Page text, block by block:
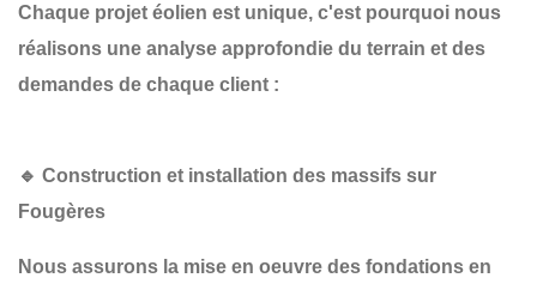
Chaque projet éolien est unique, c'est pourquoi nous
réalisons une analyse approfondie du terrain et des
demandes de chaque client :
🔹 Construction et installation des massifs sur
Fougères
Nous assurons la mise en oeuvre des fondations en